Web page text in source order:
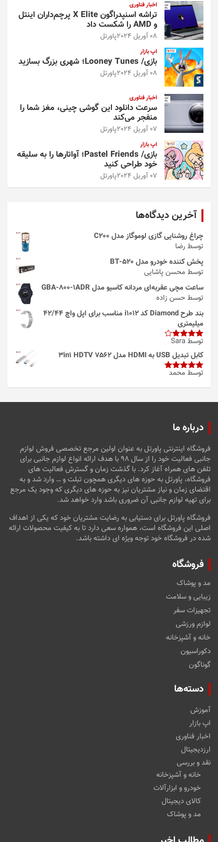
اخبار فناوری
تراشه اسنپدراگون X Elite پرچم‌داران اینتل
و AMD را شکست داد
08 آوریل 2024 پاورتل
اپ بازار
بازی/ Looney Tunes؛ شهری بزرگ بسازید
08 آوریل 2024 پاورتل
اخبار فناوری
سرعت دانلود این گوشی چینی، مغز شما را
منفجر می‌کند
07 آوریل 2024 پاورتل
اپ بازار
بازی/ Pastel Friends؛ آواتارها را به سلیقه
خود طراحی کنید
07 آوریل 2024 پاورتل
آخرین دیدگاه‌ها
چراغ روشنایی گازی لوموگاز مدل C200
توسط رضا
پخش کننده خودرو مدل 520-BT
توسط محسن پاشایی
ساعت مچی عقربه‌ای مردانه کاسیو مدل GBA-800-1ADR
توسط حسن زاده
بند طرح Diamond کد i1012 مناسب برای اپل واچ 42/44
میلیمتری
امتیاز4
از 5
توسط Sara
کابل تبدیل USB به HDMI مدل 3in1 HDTV 7562
امتیاز5از
توسط محمد
درباره ما
فروشگاه اینترنتی پاورتل به عنوان اولین مرجع تخصصی فروش لوازم
جانبی فعالیت خود را از سال ۹۸ با هدف ارائه انواع لوازم جانبی برای
تلفن های همراه آغاز کرد. با گذشت زمان و گسترش فعالیت های
فروشگاه، پاورتل به حوزه های دیگری همچون تبلت و … وارد شد و به
اقتضای زمان و نیاز مشتریان نیز به حوزه های دیگری که وجود یک مرجع
برای تهیه لوازم جانبی آن ضروری باشد وارد خواهد شد.
فروشگاه پاورتل برای دستیابی به رضایت مشتریان خود که یکی از اهداف
اصلی این فروشگاه است، همواره سعی دارد تا به کیفیت محصولات ارائه
شده در فروشگاه خود توجه ویژه ای داشته باشد.
فروشگاه
مد و پوشاک
زیبایی و سلامت
تجهیزات سفر
لوازم ورزشی
خانه و آشپزخانه
دکوراسیون
گوناگون
دسته‌ها
آموزش
اپ بازار
اخبار فناوری
ارزدیجیتال
نقد و بررسی
خانه و آشپزخانه
خودرو و ابزارآلات
کالای دیجیتال
مد و پوشاک